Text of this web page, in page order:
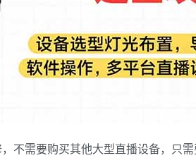
不需要购买其他大型直播设备，只